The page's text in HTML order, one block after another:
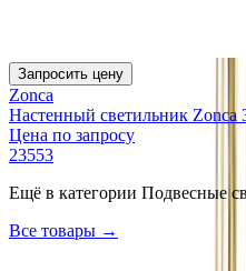
Запросить цену
Zonca
Настенный светильник Zonca
Цена по запросу
23553
Ещё в категории Подвесные
Все товары →